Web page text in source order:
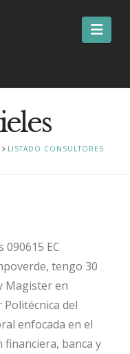
LISTADO CONSULTORES
090615 EC
tengo 30
Magister en
Politécnica del
enfocada en el
banca y